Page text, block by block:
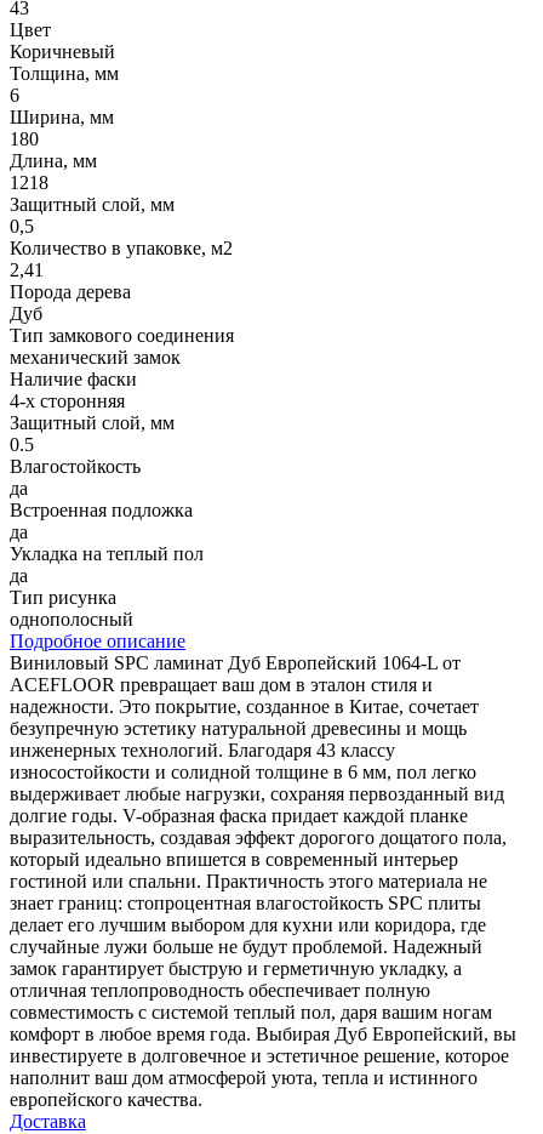
43
Цвет
Коричневый
Толщина, мм
6
Ширина, мм
180
Длина, мм
1218
Защитный слой, мм
0,5
Количество в упаковке, м2
2,41
Порода дерева
Дуб
Тип замкового соединения
механический замок
Наличие фаски
4-х сторонняя
Защитный слой, мм
0.5
Влагостойкость
да
Встроенная подложка
да
Укладка на теплый пол
да
Тип рисунка
однополосный
Подробное описание
Виниловый SPC ламинат Дуб Европейский 1064-L от
ACEFLOOR превращает ваш дом в эталон стиля и
надежности. Это покрытие, созданное в Китае, сочетает
безупречную эстетику натуральной древесины и мощь
инженерных технологий. Благодаря 43 классу
износостойкости и солидной толщине в 6 мм, пол легко
выдерживает любые нагрузки, сохраняя первозданный вид
долгие годы. V-образная фаска придает каждой планке
выразительность, создавая эффект дорогого дощатого пола,
который идеально впишется в современный интерьер
гостиной или спальни. Практичность этого материала не
знает границ: стопроцентная влагостойкость SPC плиты
делает его лучшим выбором для кухни или коридора, где
случайные лужи больше не будут проблемой. Надежный
замок гарантирует быструю и герметичную укладку, а
отличная теплопроводность обеспечивает полную
совместимость с системой теплый пол, даря вашим ногам
комфорт в любое время года. Выбирая Дуб Европейский, вы
инвестируете в долговечное и эстетичное решение, которое
наполнит ваш дом атмосферой уюта, тепла и истинного
европейского качества.
Доставка